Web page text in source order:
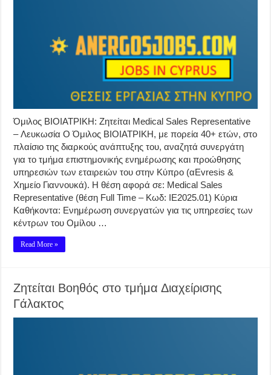
Όμιλος ΒΙΟΙΑΤΡΙΚΗ: Ζητείται Medical Sales Representative
– Λευκωσία O Όμιλος ΒΙΟΙΑΤΡΙΚΗ, με πορεία 40+ ετών, στο
πλαίσιο της διαρκούς ανάπτυξης του, αναζητά συνεργάτη
για το τμήμα επιστημονικής ενημέρωσης και προώθησης
υπηρεσιών των εταιρειών του στην Κύπρο (αEvresis &
Χημείο Γιαννουκά). Η θέση αφορά σε: Medical Sales
Representative (θέση Full Time – Κωδ: ΙΕ2025.01) Κύρια
Καθήκοντα: Ενημέρωση συνεργατών για τις υπηρεσίες των
κέντρων του Ομίλου …
Read More »
Ζητείται Βοηθός στο τμήμα Διαχείρισης
Γάλακτος